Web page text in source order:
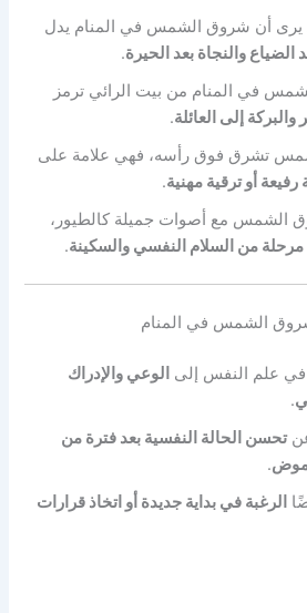
يرى أن شروق الشمس في المنام يدل
الضياع والنجاة بعد الحيرة.
في المنام من بيت الرائي ترمز
والبركة إلى العائلة.
تشرق فوق رأسه، فهي علامة على
رفيعة أو ترقية مهنية.
الشمس مع أصوات جميلة كالطيور،
مرحلة من السلام النفسي والسكينة.
الشمس في المنام
علم النفس إلى الوعي والإدراك
.
تحسن الحالة النفسية بعد فترة من
.
الرغبة في بداية جديدة أو اتخاذ قرارات